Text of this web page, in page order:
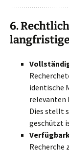
6.
identische
relevanten
Dies stellt
geschützt
Recherche